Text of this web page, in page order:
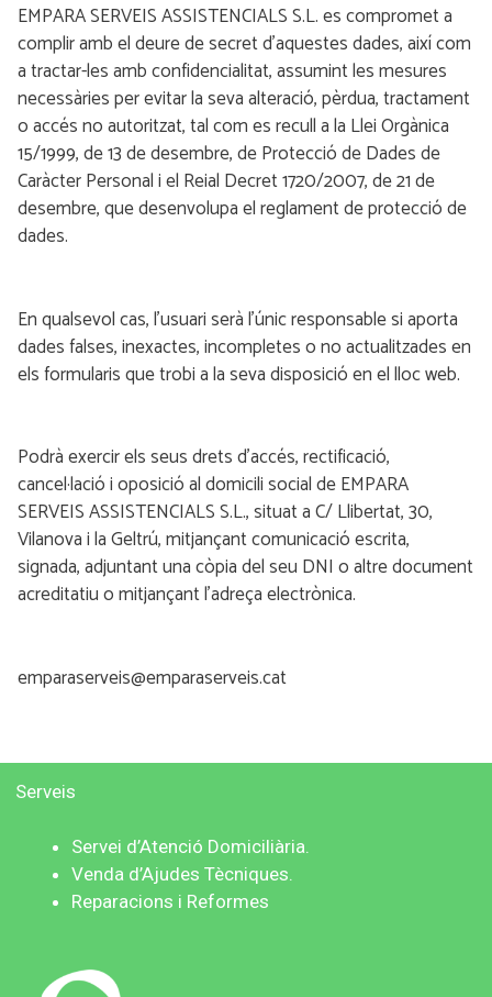
EMPARA SERVEIS ASSISTENCIALS S.L. es compromet a
complir amb el deure de secret d’aquestes dades, així com
a tractar-les amb confidencialitat, assumint les mesures
necessàries per evitar la seva alteració, pèrdua, tractament
o accés no autoritzat, tal com es recull a la Llei Orgànica
15/1999, de 13 de desembre, de Protecció de Dades de
Caràcter Personal i el Reial Decret 1720/2007, de 21 de
desembre, que desenvolupa el reglament de protecció de
dades.
En qualsevol cas, l’usuari serà l’únic responsable si aporta
dades falses, inexactes, incompletes o no actualitzades en
els formularis que trobi a la seva disposició en el lloc web.
Podrà exercir els seus drets d’accés, rectificació,
cancel·lació i oposició al domicili social de EMPARA
SERVEIS ASSISTENCIALS S.L., situat a C/ Llibertat, 30,
Vilanova i la Geltrú, mitjançant comunicació escrita,
signada, adjuntant una còpia del seu DNI o altre document
acreditatiu o mitjançant l’adreça electrònica.
emparaserveis@emparaserveis.cat
Serveis
Servei d’Atenció Domiciliària.
Venda d’Ajudes Tècniques.
Reparacions i Reformes